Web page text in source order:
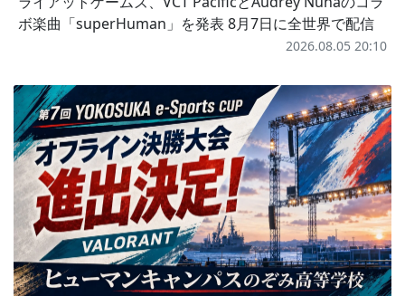
ボ楽曲「superHuman」を発表 8月7日に全世界で配信
2026.08.05 20:10